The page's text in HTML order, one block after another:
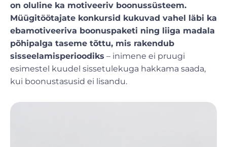
on oluline ka motiveeriv boonussüsteem.
Müügitöötajate konkursid kukuvad vahel läbi ka
ebamotiveeriva boonuspaketi ning liiga madala
põhipalga taseme tõttu, mis rakendub
sisseelamisperioodiks – inimene ei pruugi
esimestel kuudel sissetulekuga hakkama saada,
kui boonustasusid ei lisandu.